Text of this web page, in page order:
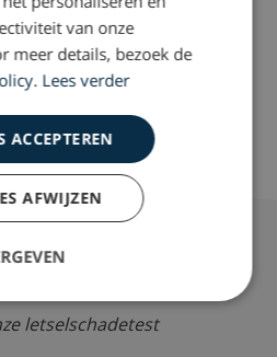
in jouw geval
factoren. Onze
ervoor dat elke
geïnventariseerd en dat
hebt.
letselschadetest
van onze
meer details, bezoek de
. Lees verder
ACCEPTEREN
AFWIJZEN